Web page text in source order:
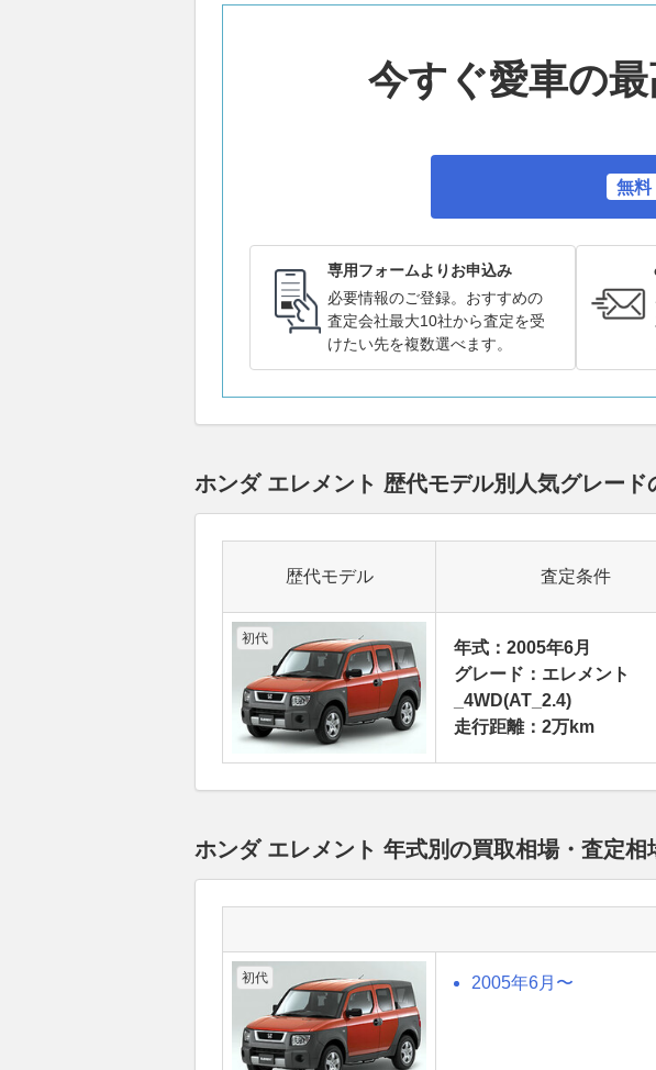
今すぐ愛車の
無料
専用フォームよりお申込み
必要情報のご登録。おすすめの
査定会社最大10社から査定を受
けたい先を複数選べます。
ホンダ エレメント 歴代モデル別人気グレー
歴代モデル 査定条件
初代
年式：2005年6月
グレード：エレメント
_4WD(AT_2.4)
走行距離：2万km
ホンダ エレメント 年式別の買取相場・査定相
初代 2005年6月〜